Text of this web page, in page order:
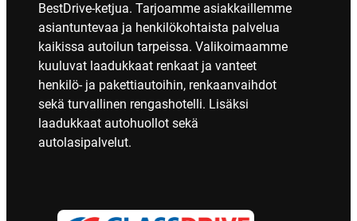
BestDrive-ketjua. Tarjoamme asiakkaillemme
asiantuntevaa ja henkilökohtaista palvelua
kaikissa autoilun tarpeissa. Valikoimaamme
kuuluvat laadukkaat renkaat ja vanteet
henkilö- ja pakettiautoihin, renkaanvaihdot
sekä turvallinen rengashotelli. Lisäksi
laadukkaat autohuollot sekä
autolasipalvelut.